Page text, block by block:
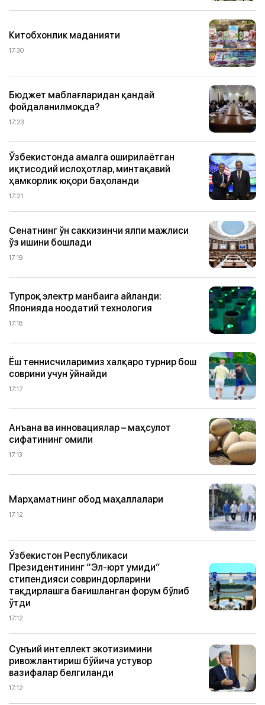
Китобхонлик маданияти
17:30
Бюджет маблағларидан қандай
фойдаланилмоқда?
17:23
Ўзбекистонда амалга оширилаётган
иқтисодий ислоҳотлар, минтақавий
ҳамкорлик юқори баҳоланди
17:21
Сенатнинг ўн саккизинчи ялпи мажлиси
ўз ишини бошлади
17:19
Тупроқ электр манбаига айланди:
Японияда ноодатий технология
17:18
Ёш теннисчиларимиз халқаро турнир бош
соврини учун ўйнайди
17:17
Анъана ва инновациялар – маҳсулот
сифатининг омили
17:13
Марҳаматнинг обод маҳаллалари
17:12
Ўзбекистон Республикаси
Президентининг “Эл-юрт умиди”
стипендияси совриндорларини
тақдирлашга бағишланган форум бўлиб
ўтди
17:12
Сунъий интеллект экотизимини
ривожлантириш бўйича устувор
вазифалар белгиланди
17:12